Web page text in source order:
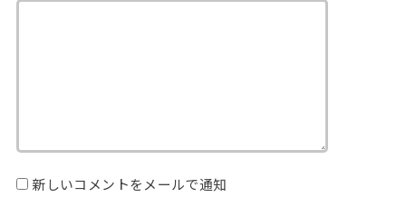
新しいコメントをメールで通知